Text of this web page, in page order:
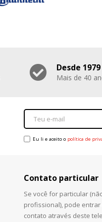
Desde 1979
Mais de 40
Eu li e aceito o política de
Contato particular
Se você for particular
profissional), pode entrar
contato através deste